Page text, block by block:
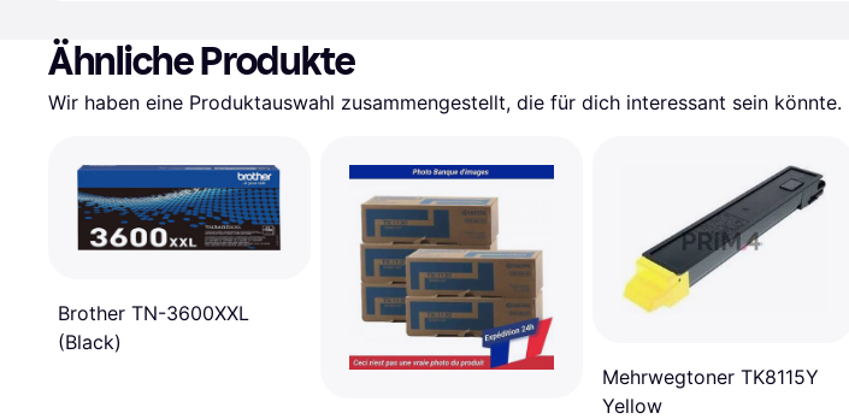
Ähnliche Produkte
Wir haben eine Produktauswahl zusammengestellt, die für dich interessant sein könnte.
Brother TN-3600XXL
(Black)
Mehrwegtoner TK8115Y
Yellow